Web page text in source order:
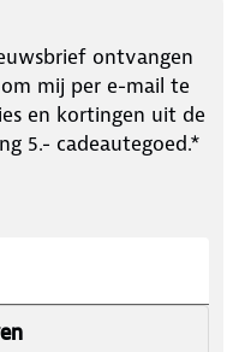
ontvangen
mij per e-mail te
en kortingen uit de
5.- cadeautegoed.*